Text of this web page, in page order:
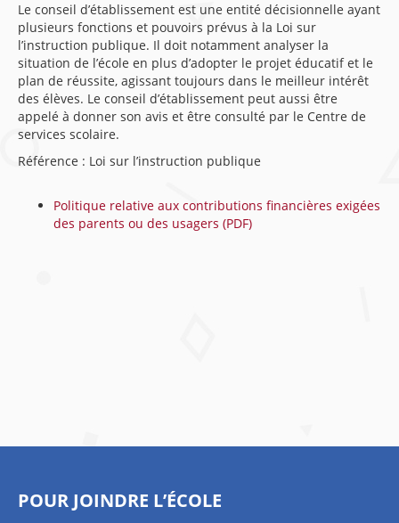
Le conseil d’établissement est une entité décisionnelle ayant
plusieurs fonctions et pouvoirs prévus à la Loi sur
l’instruction publique. Il doit notamment analyser la
situation de l’école en plus d’adopter le projet éducatif et le
plan de réussite, agissant toujours dans le meilleur intérêt
des élèves. Le conseil d’établissement peut aussi être
appelé à donner son avis et être consulté par le Centre de
services scolaire.
Référence : Loi sur l’instruction publique
Politique relative aux contributions financières exigées
des parents ou des usagers (PDF)
POUR JOINDRE L’ÉCOLE